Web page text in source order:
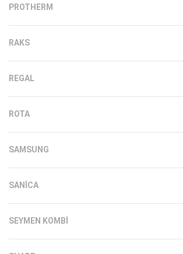
PROTHERM
RAKS
REGAL
ROTA
SAMSUNG
SANICA
SEYMEN KOMBI